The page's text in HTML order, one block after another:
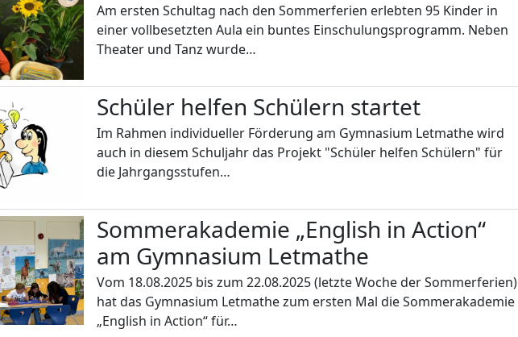
Am ersten Schultag nach den Sommerferien erlebten 95 Kinder in
einer vollbesetzten Aula ein buntes Einschulungsprogramm. Neben
Theater und Tanz wurde…
Schüler helfen Schülern startet
Im Rahmen individueller Förderung am Gymnasium Letmathe wird
auch in diesem Schuljahr das Projekt "Schüler helfen Schülern" für
die Jahrgangsstufen…
Sommerakademie „English in Action“
am Gymnasium Letmathe
Vom 18.08.2025 bis zum 22.08.2025 (letzte Woche der Sommerferien)
hat das Gymnasium Letmathe zum ersten Mal die Sommerakademie
„English in Action“ für…